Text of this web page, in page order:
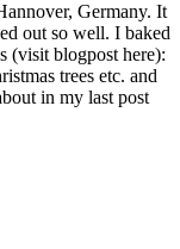
Germany. It
out so well. I baked
(visit blogpost here):
trees etc. and
in my last post